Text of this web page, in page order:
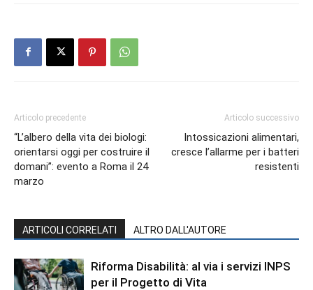
Articolo precedente
“L’albero della vita dei biologi:
orientarsi oggi per costruire il
domani”: evento a Roma il 24
marzo
Articolo successivo
Intossicazioni alimentari,
cresce l’allarme per i batteri
resistenti
ARTICOLI CORRELATI ALTRO DALL'AUTORE
Riforma Disabilità: al via i servizi INPS
per il Progetto di Vita